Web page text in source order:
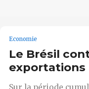
Economie
Le Brésil
exportations